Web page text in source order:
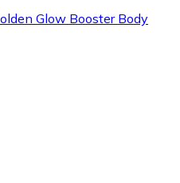
Glow Booster Body